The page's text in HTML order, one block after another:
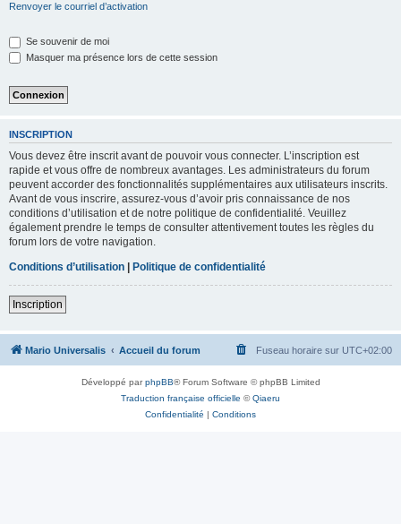
Renvoyer le courriel d’activation
Se souvenir de moi
Masquer ma présence lors de cette session
INSCRIPTION
Vous devez être inscrit avant de pouvoir vous connecter. L’inscription est
rapide et vous offre de nombreux avantages. Les administrateurs du forum
peuvent accorder des fonctionnalités supplémentaires aux utilisateurs inscrits.
Avant de vous inscrire, assurez-vous d’avoir pris connaissance de nos
conditions d’utilisation et de notre politique de confidentialité. Veuillez
également prendre le temps de consulter attentivement toutes les règles du
forum lors de votre navigation.
Conditions d’utilisation | Politique de confidentialité
Inscription
Mario Universalis Accueil du forum Fuseau horaire sur UTC+02:00
Développé parphpBB® Forum Software © phpBB Limited
Traduction française officielle ©Qiaeru
Confidentialité | Conditions